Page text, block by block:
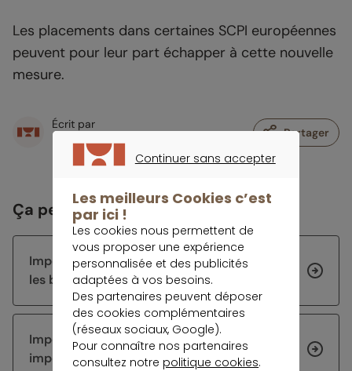
Les placements dans certaines SCPI européennes
peuvent pour leur part échapper à cette nouvelle
mesure.
Écrit par
Rédaction meilleurtaux Placement
Partager
Ça peut vous intéresser
Impôt 2026 : les échéances de la rentrée et
les bons réflexes à avoir
Impôts 2026 : corriger sa déclaration sur
impots.gouv.fr
Continuer sans accepter
Les meilleurs Cookies c’est
par ici !
Les cookies nous permettent de
vous proposer une expérience
personnalisée et des publicités
adaptées à vos besoins.
Des partenaires peuvent déposer
des cookies complémentaires
(réseaux sociaux, Google).
Pour connaître nos partenaires
consultez notre politique cookies.